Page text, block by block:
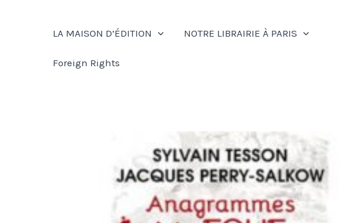
LA MAISON D’ÉDITION NOTRE LIBRAIRIE À PARIS
Foreign Rights